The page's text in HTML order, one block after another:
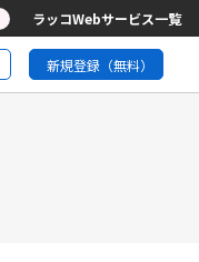
ラッコWebサービス一覧
新規登録（無料）